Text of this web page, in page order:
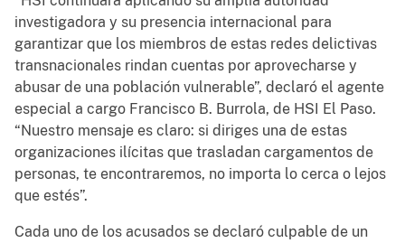
investigadora y su presencia internacional para
garantizar que los miembros de estas redes delictivas
transnacionales rindan cuentas por aprovecharse y
abusar de una población vulnerable”, declaró el agente
especial a cargo Francisco B. Burrola, de HSI El Paso.
“Nuestro mensaje es claro: si diriges una de estas
organizaciones ilícitas que trasladan cargamentos de
personas, te encontraremos, no importa lo cerca o lejos
que estés”.
Cada uno de los acusados se declaró culpable de un